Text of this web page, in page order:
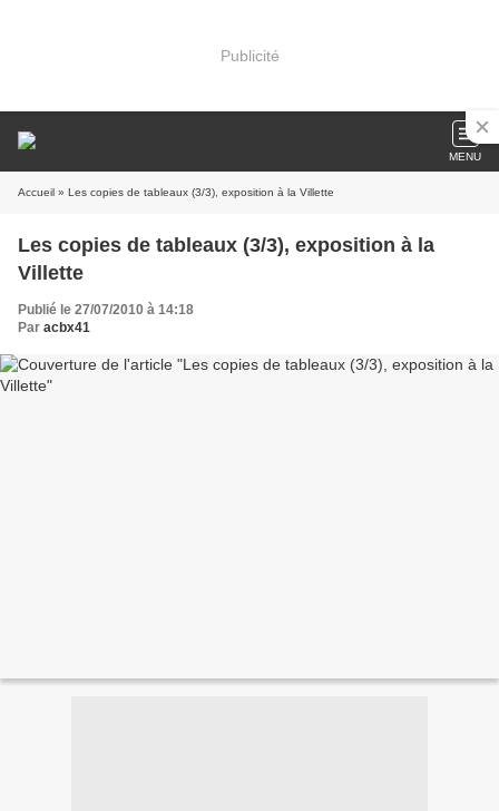
Publicité
MENU
Accueil » Les copies de tableaux (3/3), exposition à la Villette
Les copies de tableaux (3/3), exposition à la
Villette
Publié le 27/07/2010 à 14:18
Par acbx41